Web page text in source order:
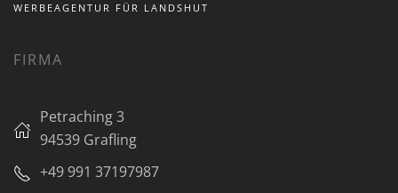
WERBEAGENTUR FÜR LANDSHUT
FIRMA
Petraching 3
94539 Grafling
+49 991 37197987